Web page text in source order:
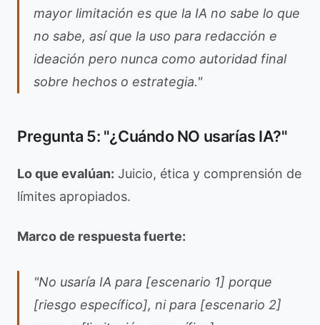
mayor limitación es que la IA no sabe lo que
no sabe, así que la uso para redacción e
ideación pero nunca como autoridad final
sobre hechos o estrategia."
Pregunta 5: "¿Cuándo NO usarías IA?"
Lo que evalúan: Juicio, ética y comprensión de
límites apropiados.
Marco de respuesta fuerte:
"No usaría IA para [escenario 1] porque
[riesgo específico], ni para [escenario 2]